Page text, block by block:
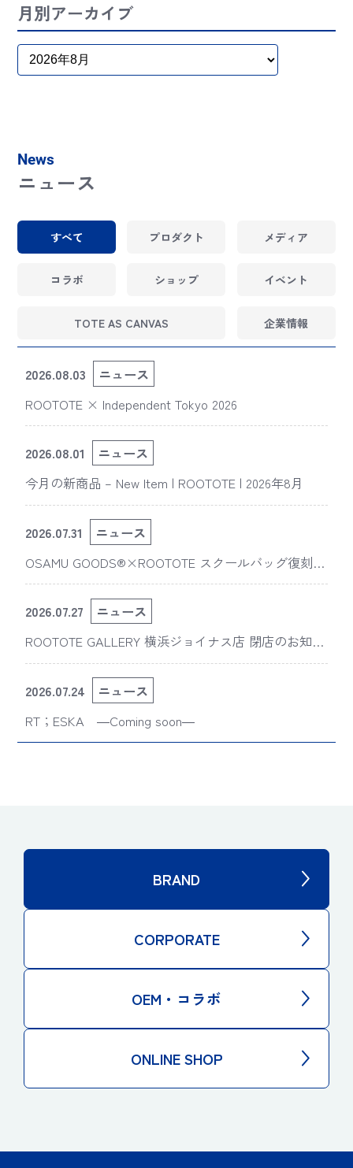
月別アーカイブ
News
ニュース
すべて プロダクト メディア
コラボ ショップ イベント
TOTE AS CANVAS 企業情報
2026.08.03
ニュース
ROOTOTE × Independent Tokyo 2026
2026.08.01
ニュース
今月の新商品 – New Item | ROOTOTE | 2026年8月
2026.07.31
ニュース
OSAMU GOODS®×ROOTOTE スクールバッグ復刻
版“スライスドアイ”の新デザインが「The 50th Annive
rsary OSAMU GOODS展」に登場
2026.07.27
ニュース
ROOTOTE GALLERY 横浜ジョイナス店 閉店のお知ら
せ
2026.07.24
ニュース
RT；ESKA ―Coming soon―
BRAND
CORPORATE
OEM・コラボ
ONLINE SHOP